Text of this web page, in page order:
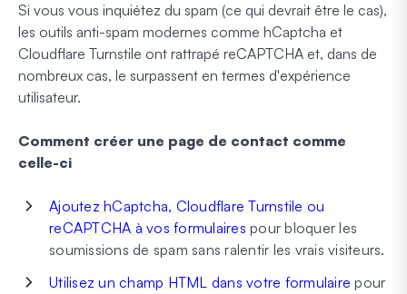
Si vous vous inquiétez du spam (ce qui devrait être le cas),
les outils anti-spam modernes comme hCaptcha et
Cloudflare Turnstile ont rattrapé reCAPTCHA et, dans de
nombreux cas, le surpassent en termes d'expérience
utilisateur.
Comment créer une page de contact comme
celle-ci
Ajoutez hCaptcha, Cloudflare Turnstile ou
reCAPTCHA à vos formulaires pour bloquer les
soumissions de spam sans ralentir les vrais visiteurs.
Utilisez un champ HTML dans votre formulaire pour